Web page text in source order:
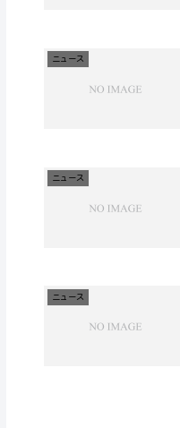
ニュース
ニュース
ニュース